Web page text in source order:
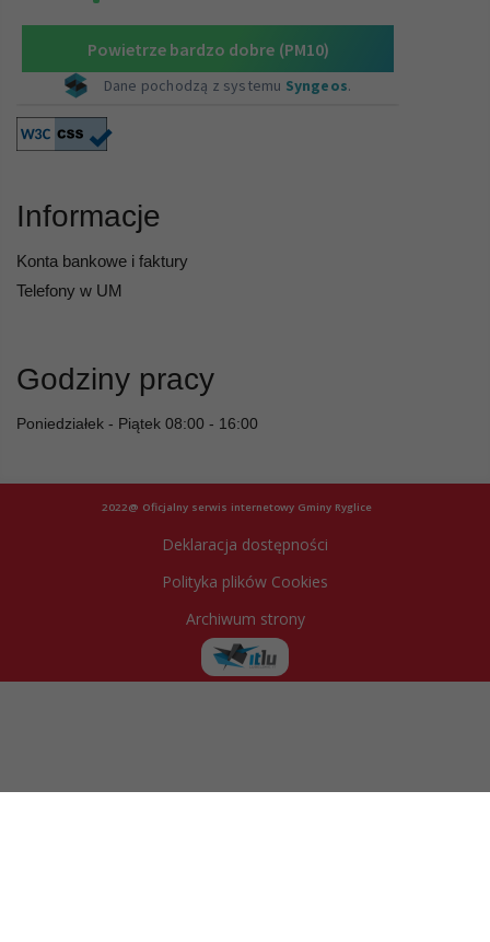
Informacje
Konta bankowe i faktury
Telefony w UM
Godziny pracy
Poniedziałek - Piątek 08:00 - 16:00
2022@ Oficjalny serwis internetowy Gminy Ryglice
Deklaracja dostępności
Polityka plików Cookies
Archiwum strony